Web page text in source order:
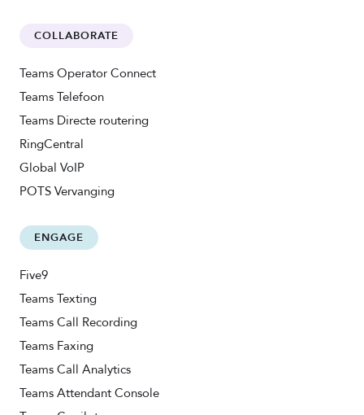
COLLABORATE
Teams Operator Connect
Teams Telefoon
Teams Directe routering
RingCentral
Global VoIP
POTS Vervanging
ENGAGE
Five9
Teams Texting
Teams Call Recording
Teams Faxing
Teams Call Analytics
Teams Attendant Console